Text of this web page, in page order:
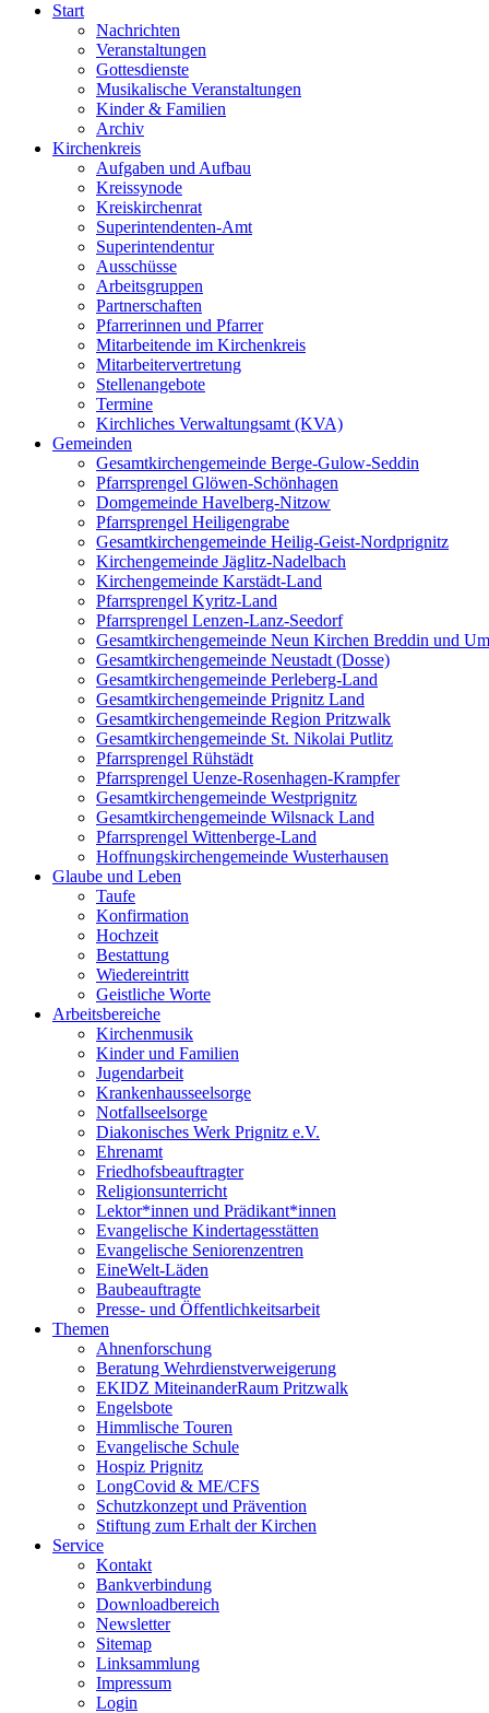
Start
Nachrichten
Veranstaltungen
Gottesdienste
Musikalische Veranstaltungen
Kinder & Familien
Archiv
Kirchenkreis
Aufgaben und Aufbau
Kreissynode
Kreiskirchenrat
Superintendenten-Amt
Superintendentur
Ausschüsse
Arbeitsgruppen
Partnerschaften
Pfarrerinnen und Pfarrer
Mitarbeitende im Kirchenkreis
Mitarbeitervertretung
Stellenangebote
Termine
Kirchliches Verwaltungsamt (KVA)
Gemeinden
Gesamtkirchengemeinde Berge-Gulow-Seddin
Pfarrsprengel Glöwen-Schönhagen
Domgemeinde Havelberg-Nitzow
Pfarrsprengel Heiligengrabe
Gesamtkirchengemeinde Heilig-Geist-Nordprignitz
Kirchengemeinde Jäglitz-Nadelbach
Kirchengemeinde Karstädt-Land
Pfarrsprengel Kyritz-Land
Pfarrsprengel Lenzen-Lanz-Seedorf
Gesamtkirchengemeinde Neun Kirchen Breddin und
Gesamtkirchengemeinde Neustadt (Dosse)
Gesamtkirchengemeinde Perleberg-Land
Gesamtkirchengemeinde Prignitz Land
Gesamtkirchengemeinde Region Pritzwalk
Gesamtkirchengemeinde St. Nikolai Putlitz
Pfarrsprengel Rühstädt
Pfarrsprengel Uenze-Rosenhagen-Krampfer
Gesamtkirchengemeinde Westprignitz
Gesamtkirchengemeinde Wilsnack Land
Pfarrsprengel Wittenberge-Land
Hoffnungskirchengemeinde Wusterhausen
Glaube und Leben
Taufe
Konfirmation
Hochzeit
Bestattung
Wiedereintritt
Geistliche Worte
Arbeitsbereiche
Kirchenmusik
Kinder und Familien
Jugendarbeit
Krankenhausseelsorge
Notfallseelsorge
Diakonisches Werk Prignitz e.V.
Ehrenamt
Friedhofsbeauftragter
Religionsunterricht
Lektor*innen und Prädikant*innen
Evangelische Kindertagesstätten
Evangelische Seniorenzentren
EineWelt-Läden
Baubeauftragte
Presse- und Öffentlichkeitsarbeit
Themen
Ahnenforschung
Beratung Wehrdienstverweigerung
EKIDZ MiteinanderRaum Pritzwalk
Engelsbote
Himmlische Touren
Evangelische Schule
Hospiz Prignitz
LongCovid & ME/CFS
Schutzkonzept und Prävention
Stiftung zum Erhalt der Kirchen
Service
Kontakt
Bankverbindung
Downloadbereich
Newsletter
Sitemap
Linksammlung
Impressum
Login